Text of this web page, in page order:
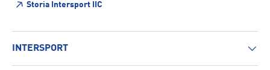
Storia Intersport IIC
INTERSPORT